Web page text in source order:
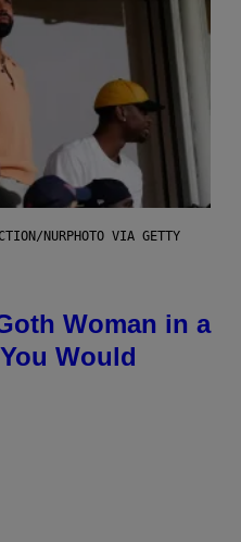
NURPHOTO VIA GETTY
Woman in a
Would